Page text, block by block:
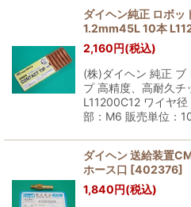
ダイヘン純正 ロボッ
1.2mm45L 10本
2,160円(税込)
(株)ダイヘン 純正 ブ
プ 高精度、高耐久
L11200C12 ワイヤ
部：M6 販売単位：
ダイヘン 送給装置
ホース口 [402376]
1,840円(税込)